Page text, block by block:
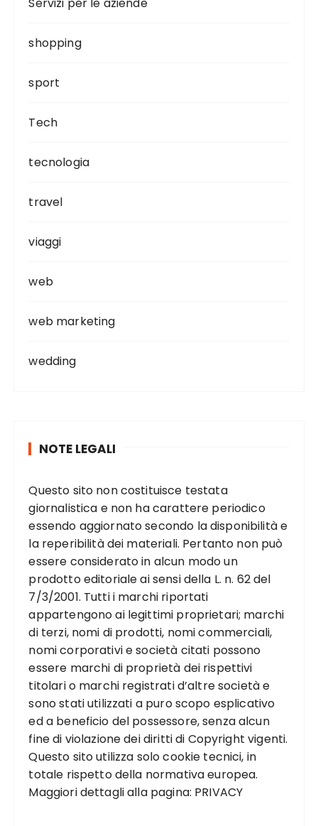
shopping
sport
Tech
tecnologia
travel
viaggi
web
web marketing
wedding
NOTE LEGALI
Questo sito non costituisce testata
giornalistica e non ha carattere periodico
essendo aggiornato secondo la disponibilità e
la reperibilità dei materiali. Pertanto non può
essere considerato in alcun modo un
prodotto editoriale ai sensi della L. n. 62 del
7/3/2001. Tutti i marchi riportati
appartengono ai legittimi proprietari; marchi
di terzi, nomi di prodotti, nomi commerciali,
nomi corporativi e società citati possono
essere marchi di proprietà dei rispettivi
titolari o marchi registrati d’altre società e
sono stati utilizzati a puro scopo esplicativo
ed a beneficio del possessore, senza alcun
fine di violazione dei diritti di Copyright vigenti.
Questo sito utilizza solo cookie tecnici, in
totale rispetto della normativa europea.
Maggiori dettagli alla pagina: PRIVACY